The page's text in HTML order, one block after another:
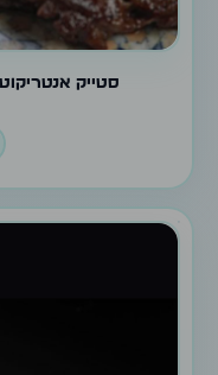
סטייק אנטריקוט 300 גרם אנטריקוט